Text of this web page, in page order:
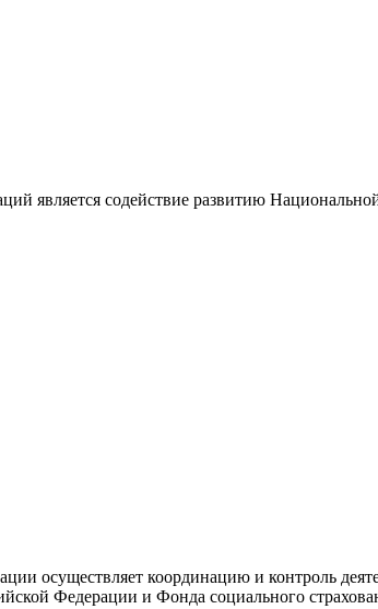
является содействие развитию
осуществляет координацию и контроль
Федерации и Фонда социального